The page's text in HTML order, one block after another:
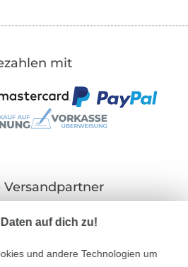
mit
Versandpartner
auf dich zu!
und andere Technologien um